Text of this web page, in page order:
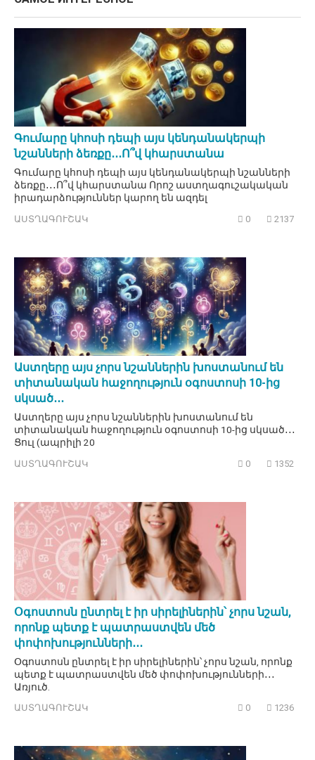
Գումարը կհոսի դեպի այս կենդանակերպի
նշանների ձեռքը․․․Ո՞վ կհարստանա
Գումարը կհոսի դեպի այս կենդանակերպի նշանների
ձեռքը․․․Ո՞վ կհարստանա Որոշ աստղագուշակական
իրադարձություններ կարող են ազդել
ԱՍՏՂԱԳՈՒՇԱԿ 0 2137
Աստղերը այս չորս նշաններին խոստանում են
տիտանական հաջողություն օգոստոսի 10-ից
սկսած․․․
Աստղերը այս չորս նշաններին խոստանում են
տիտանական հաջողություն օգոստոսի 10-ից սկսած․․․
Ցուլ (ապրիլի 20
ԱՍՏՂԱԳՈՒՇԱԿ 0 1352
Օգոստոսն ընտրել է իր սիրելիներին՝ չորս նշան,
որոնք պետք է պատրաստվեն մեծ
փոփոխությունների․․․
Օգոստոսն ընտրել է իր սիրելիներին՝ չորս նշան, որոնք
պետք է պատրաստվեն մեծ փոփոխությունների․․․
Առյուծ.
ԱՍՏՂԱԳՈՒՇԱԿ 0 1236